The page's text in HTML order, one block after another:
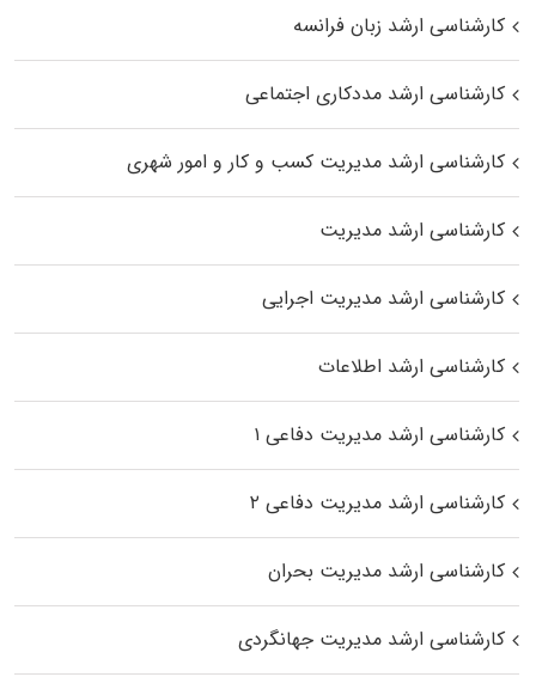
کارشناسی ارشد زبان فرانسه
کارشناسی ارشد مددکاری اجتماعی
کارشناسی ارشد مدیریت کسب و کار و امور شهری
کارشناسی ارشد مدیریت
کارشناسی ارشد مدیریت اجرایی
کارشناسی ارشد اطلاعات
کارشناسی ارشد مدیریت دفاعی ۱
کارشناسی ارشد مدیریت دفاعی ۲
کارشناسی ارشد مدیریت بحران
کارشناسی ارشد مدیریت جهانگردی